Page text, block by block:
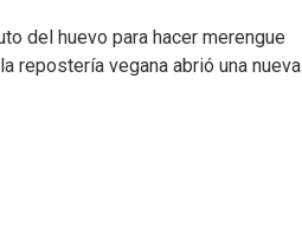
del huevo para hacer merengue
repostería vegana abrió una nueva